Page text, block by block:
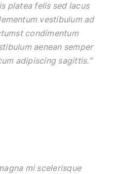
platea felis sed lacus
vestibulum ad
condimentum
aenean semper
adipiscing sagittis.”
mi scelerisque